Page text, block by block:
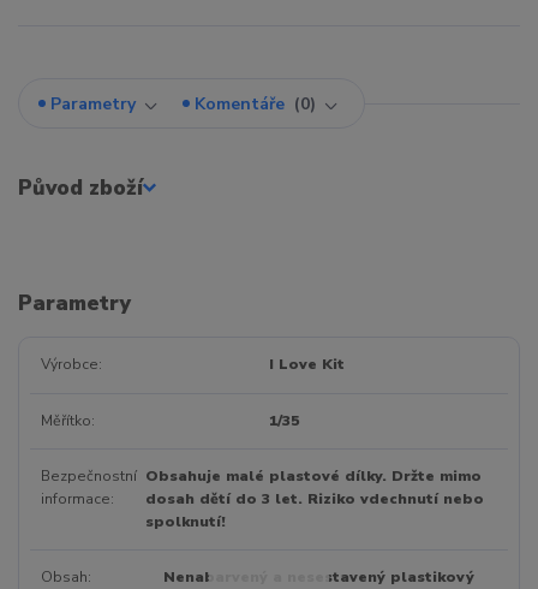
Parametry Komentáře 0
Původ zboží
Parametry
Výrobce I Love Kit
Měřítko 1/35
Bezpečnostní
informace
Obsahuje malé plastové dílky. Držte mimo
dosah dětí do 3 let. Riziko vdechnutí nebo
spolknutí!
Obsah
Nenabarvený a nesestavený plastikový